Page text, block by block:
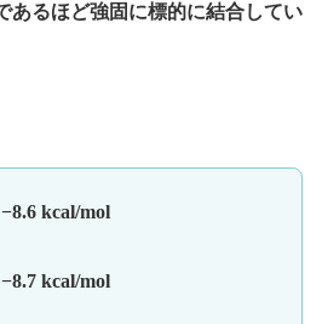
あるほど強固に標的に結合してい
kcal/mol
kcal/mol